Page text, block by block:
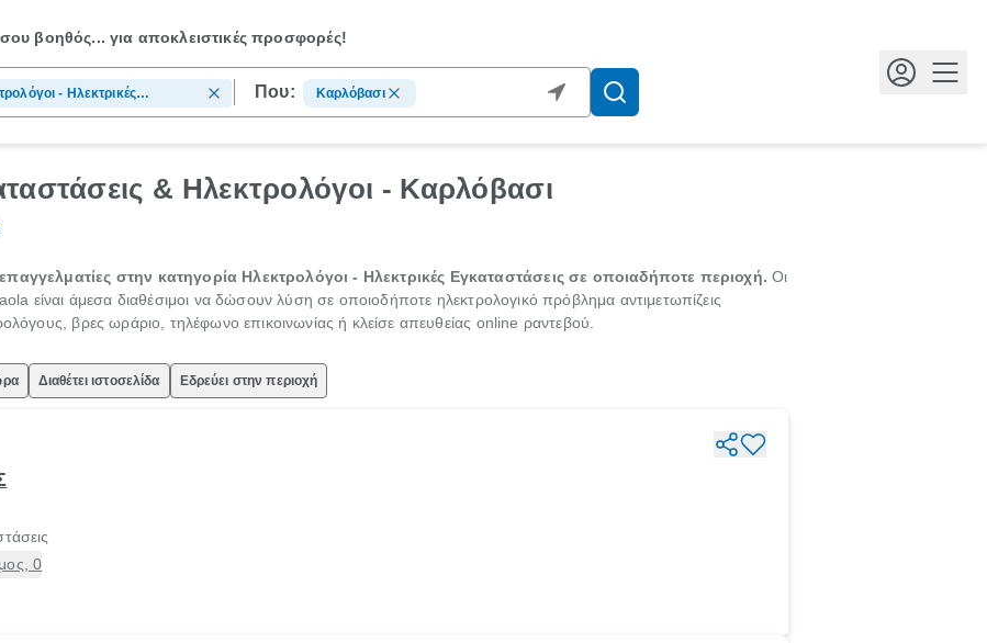
βοηθός...για αποκλειστικές προσφορές!
- Ηλεκτρικές
Που: Καρλόβασι
& Ηλεκτρολόγοι - Καρλόβασι
στην κατηγορία Ηλεκτρολόγοι - Ηλεκτρικές Εγκαταστάσεις σε οποιαδήποτε περιοχή. Οι
είναι άμεσα διαθέσιμοι να δώσουν λύση σε οποιοδήποτε ηλεκτρολογικό πρόβλημα αντιμετωπίζεις
βρες ωράριο, τηλέφωνο επικοινωνίας ή κλείσε απευθείας online ραντεβού.
Διαθέτει ιστοσελίδα Εδρεύει στην περιοχή
0